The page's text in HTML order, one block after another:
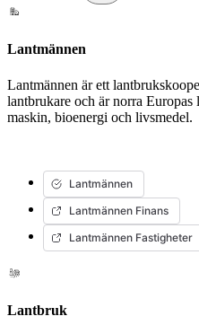
Lantmännen
Lantmännen är ett
lantbrukare och är norra
maskin, bioenergi och livsmedel.
Lantmännen
Lantmännen Finans
Lantmännen Fastigheter
Lantbruk